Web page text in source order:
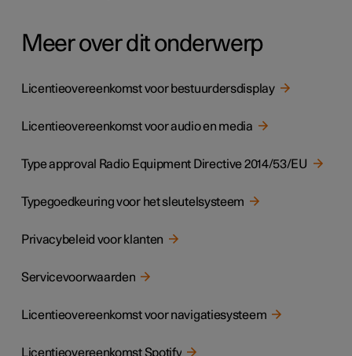
Meer over dit onderwerp
Licentieovereenkomst voor bestuurdersdisplay
Licentieovereenkomst voor audio en media
Type approval Radio Equipment Directive 2014/53/EU
Typegoedkeuring voor het sleutelsysteem
Privacybeleid voor klanten
Servicevoorwaarden
Licentieovereenkomst voor navigatiesysteem
Licentieovereenkomst Spotify